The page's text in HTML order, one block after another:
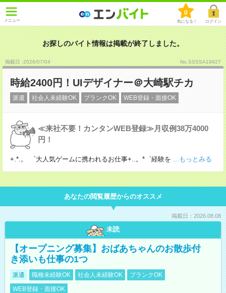
メニュー
0
気になる！ ログイン
お探しのバイト情報は掲載が終了しました。
掲載日 :2026/07/04 No.SSSSA19927
時給2400円！UIデザイナー＠大崎駅チカ
派遣 社会人未経験OK ブランクOK WEB登録・面接OK
≪来社不要！カンタンWEB登録≫月収例38万4000
円！
+.*.。 ゜大人気ゲームに携われるお仕事+..。*゜経験を ...もっとみる
あなたの閲覧履歴からのオススメ
掲載日：2026.08.08
未読
【オープニング募集】おばあちゃんのお散歩付
き添いも仕事の1つ
派遣 職種未経験OK 社会人未経験OK
ブランクOK
WEB登録・面接OK